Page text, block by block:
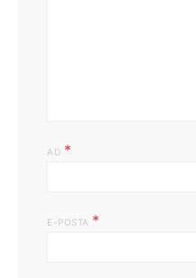
AD *
E-POSTA *